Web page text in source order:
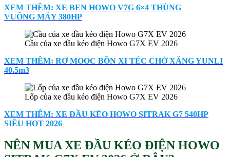
XEM THÊM: XE BEN HOWO V7G 6×4 THÙNG
VUÔNG MÁY 380HP
Cầu của xe đầu kéo điện Howo G7X EV 2026
XEM THÊM: RƠ MOOC BỒN XI TÉC CHỞ XĂNG YUNLI
40.5m3
Lốp của xe đầu kéo điện Howo G7X EV 2026
XEM THÊM: XE ĐẦU KÉO HOWO SITRAK G7 540HP
SIÊU HOT 2026
NÊN MUA XE ĐẦU KÉO ĐIỆN HOWO